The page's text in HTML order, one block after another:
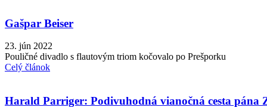
Gašpar Beiser
23. jún 2022
Pouličné divadlo s flautovým triom kočovalo po Prešporku
Celý článok
Harald Parriger: Podivuhodná vianočná cesta pána